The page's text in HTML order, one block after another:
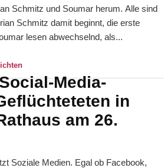
Schmitz und Soumar herum. Alle sind
Schmitz damit beginnt, die erste
lesen abwechselnd, als...
Media-
in
am 26.
Soziale Medien. Egal ob Facebook,